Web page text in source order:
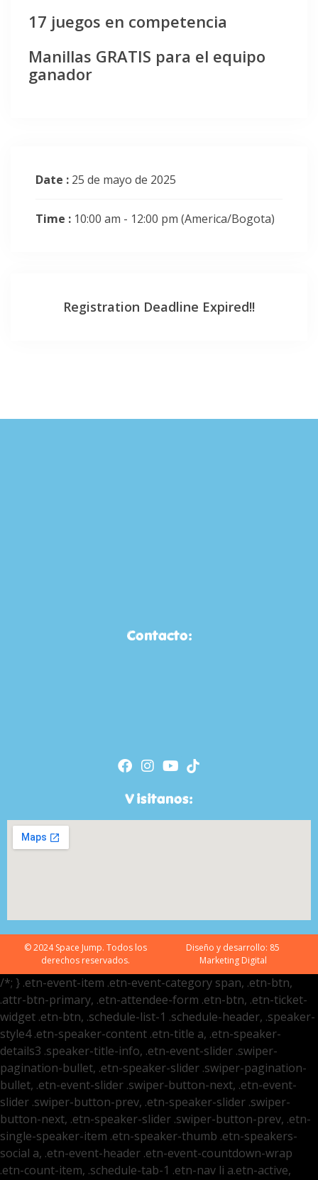
17 juegos en competencia
Manillas GRATIS para el equipo
ganador
Date : 25 de mayo de 2025
Time : 10:00 am - 12:00 pm (America/Bogota)
Registration Deadline Expired!!
Contacto:
Visitanos:
© 2024 Space Jump. Todos los
derechos reservados.
Diseño y desarrollo: 85
Marketing Digital
/*; } .etn-event-item .etn-event-category span, .etn-btn,
.attr-btn-primary, .etn-attendee-form .etn-btn, .etn-ticket-
widget .etn-btn, .schedule-list-1 .schedule-header, .speaker-
style4 .etn-speaker-content .etn-title a, .etn-speaker-
details3 .speaker-title-info, .etn-event-slider .swiper-
pagination-bullet, .etn-speaker-slider .swiper-pagination-
bullet, .etn-event-slider .swiper-button-next, .etn-event-
slider .swiper-button-prev, .etn-speaker-slider .swiper-
button-next, .etn-speaker-slider .swiper-button-prev, .etn-
single-speaker-item .etn-speaker-thumb .etn-speakers-
social a, .etn-event-header .etn-event-countdown-wrap
.etn-count-item, .schedule-tab-1 .etn-nav li a.etn-active,